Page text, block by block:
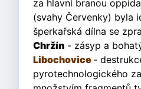
za hlavní branou
(svahy Červenky) byla
šperkařská dílna se
Chržín - zásyp a
Libochovice -
pyrotechnologického